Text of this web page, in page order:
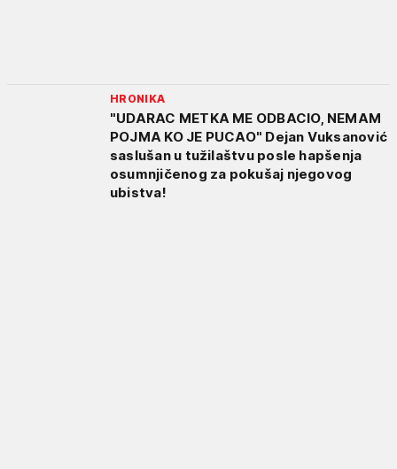
HRONIKA
"UDARAC METKA ME ODBACIO, NEMAM
POJMA KO JE PUCAO" Dejan Vuksanović
saslušan u tužilaštvu posle hapšenja
osumnjičenog za pokušaj njegovog
ubistva!